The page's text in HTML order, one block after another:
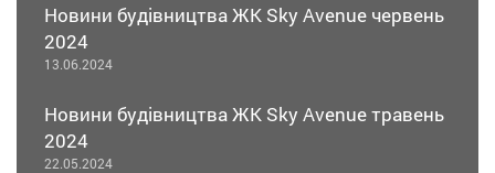
Новини будівництва ЖК Sky Avenue червень
2024
13.06.2024
Новини будівництва ЖК Sky Avenue травень
2024
22.05.2024